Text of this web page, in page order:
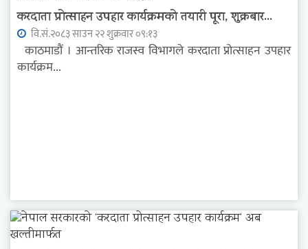
करदाता प्रोत्साहन उपहार कार्यक्रमको तयारी पूरा, शुक्रबार...
वि.सं.२०८३ साउन २२ शुक्रवार ०९:१३
काठमाडौं । आन्तरिक राजस्व विभागले करदाता प्रोत्साहन उपहार
कार्यक्रम...